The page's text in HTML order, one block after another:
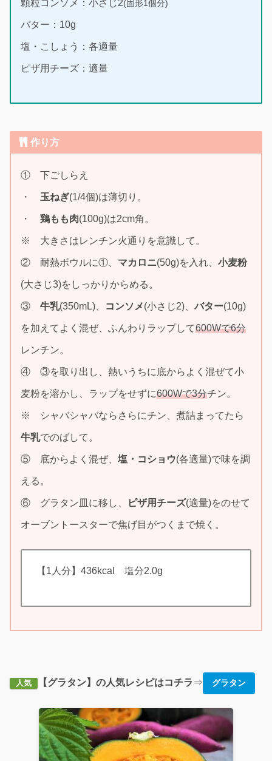
顆粒コンソメ：小さじ2(固形1個分)
バター：10g
塩・こしょう：各適量
ピザ用チーズ：適量
作り方
① 下ごしらえ
・ 玉ねぎ(1/4個)は薄切り。
・ 鶏もも肉(100g)は2cm角。
※ 大きさはレンチン火通りを意識して。
② 耐熱ボウルに①、 マカロニ(50g)を入れ、 小麦粉
(大さじ3)をしっかりからめる。
③ 牛乳(350mL)、 コンソメ(小さじ2)、 バター(10g)
を加えてよく混ぜ、ふんわりラップして600Wで6分
レンチン。
④ ③を取り出し、熱いうちに底からよく混ぜて小
麦粉を溶かし、ラップをせずに600Wで3分チン。
※ シャバシャバならさらにチン、煮詰まってたら
牛乳でのばして。
⑤ 底からよく混ぜ、 塩・コショウ(各適量)で味を調
える。
⑥ グラタン皿に移し、 ピザ用チーズ(適量)をのせて
オーブントースターで焦げ目がつくまで焼く。
【1人分】436kcal 塩分2.0g
人気 【グラタン】の人気レシピはコチラ ⇒ グラタン